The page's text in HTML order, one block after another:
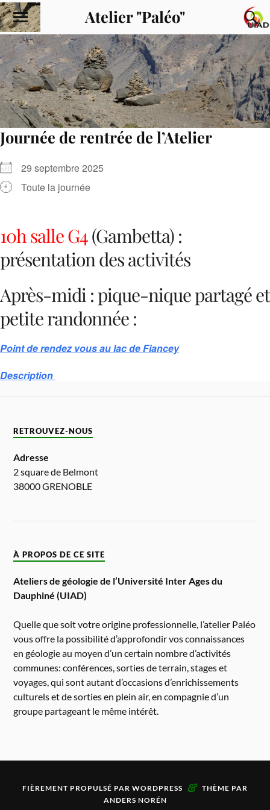
Atelier "Paléo"
Journée de rentrée de l’Atelier
29 septembre 2025
Toute la journée
10h salle G4(Gambetta) :
présentation des activités
Après-midi : pique-nique partagé et
petite randonnée :
Point de rendez vous au lac de Fiancey
Description
RETROUVEZ-NOUS
Adresse
2 square de Belmont
38000 GRENOBLE
À PROPOS DE CE SITE
Ateliers de géologie de l’Université Inter Ages du
Dauphiné (UIAD)
Quelle que soit votre origine professionnelle, l’atelier Paléo
vous offre la possibilité d’approfondir vos connaissances
en géologie au moyen d’un certain nombre d’activités
communes: conférences, sorties de terrain, stages et
voyages, qui sont autant d’occasions d’enrichissements
culturels et de sorties en plein air, en compagnie d’un
groupe partageant le même intérêt.
FIÈREMENT PROPULSÉ PAR WORDPRESS & THÈME PAR
ANDERS NORÉN